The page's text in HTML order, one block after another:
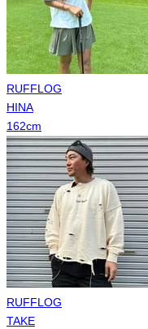
RUFFLOG
HINA
162cm
RUFFLOG
TAKE